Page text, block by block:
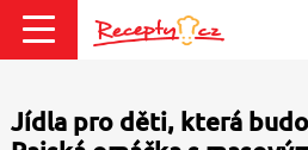
Jídla pro děti, která